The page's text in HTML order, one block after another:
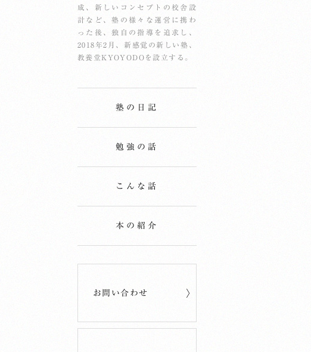
成、新しいコンセプトの校舎設
計など、塾の様々な運営に携わ
った後、独自の指導を追求し、
2018年2月、新感覚の新しい塾、
教養堂KYOYODOを設立する。
塾の日記
勉強の話
こんな話
本の紹介
お問い合わせ